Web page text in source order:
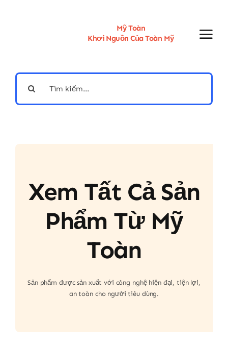
Mỹ Toàn
Khơi Nguồn Của Toàn Mỹ
Search
Xem Tất Cả Sản
Phẩm Từ Mỹ
Toàn
Sản phẩm được sản xuất với công nghệ hiện đại, tiện lợi,
an toàn cho người tiêu dùng.